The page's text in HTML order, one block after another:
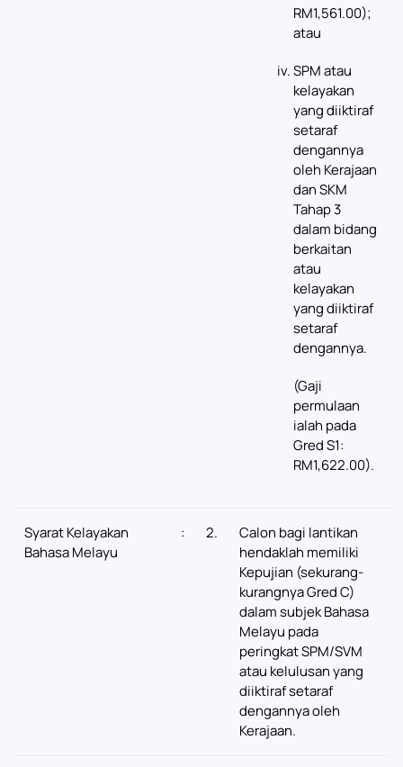
RM1,561.00);
atau
SPM atau
kelayakan
yang diiktiraf
setaraf
dengannya
oleh Kerajaan
dan SKM
Tahap 3
dalam bidang
berkaitan
atau
kelayakan
yang diiktiraf
setaraf
dengannya.
(Gaji
permulaan
ialah pada
Gred S1:
RM1,622.00).
Syarat Kelayakan
Bahasa Melayu
: 2.
Calon bagi lantikan
hendaklah memiliki
Kepujian (sekurang-
kurangnya Gred C)
dalam subjek Bahasa
Melayu pada
peringkat SPM/SVM
atau kelulusan yang
diiktiraf setaraf
dengannya oleh
Kerajaan.